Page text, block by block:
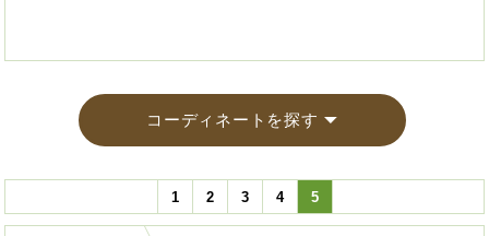
コーディネートを探す
1 2 3 4 5